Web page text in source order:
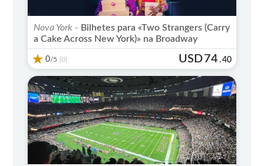
Nova York - Bilhetes para «Two Strangers (Carry
a Cake Across New York)» na Broadway
0/5 (0) USD74 .40